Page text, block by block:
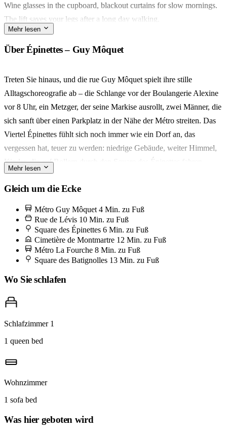
Wine glasses in the cupboard, blackout curtains for slow mornings.
The lift saves your legs after a long day walking.
Guy Môquet is quieter than Montmartre, but the street market three
days a week pulls the whole quartier out for oysters, roast chicken,
For a couple or a small family who want to live like locals — bakery
in the morning, Sacré-Cœur by evening — without the crowds
camped on their doorstep. The self check-in means you arrive on
your own clock, and l'équipe is a message away when you need us.
Mehr lesen
Über Épinettes – Guy Môquet
Treten Sie hinaus, und die rue Guy Môquet spielt ihre stille
Alltagschoreografie ab – die Schlange vor der Boulangerie Alexine
vor 8 Uhr, ein Metzger, der seine Markise ausrollt, zwei Männer, die
sich sanft über einen Parkplatz in der Nähe der Métro streiten. Das
Viertel Épinettes fühlt sich noch immer wie ein Dorf an, das
vergessen hat, teuer zu werden: niedrige Gebäude, weiter Himmel,
Kinder, die auf Rollern durch den Square des Épinettes fahren.
Für das eigentliche Ritual empfiehlt sich der Markt Marché des
Bürgersteig geöffnete Austern, ein Brathähnchen vom Spieß, das
man zurück in der Wohnung mit den Händen isst, und ein
Blumenhändler, der Ranunkeln in die gestrige Libération einwickelt.
Gehen Sie früh. Bis 13 Uhr ist das gute Brot vergriffen.
Mehr lesen
Gleich um die Ecke
Métro Guy Môquet 4 Min. zu Fuß
Rue de Lévis 10 Min. zu Fuß
Square des Épinettes 6 Min. zu Fuß
Cimetière de Montmartre 12 Min. zu Fuß
Métro La Fourche 8 Min. zu Fuß
Square des Batignolles 13 Min. zu Fuß
Wo Sie schlafen
Schlafzimmer 1
1 queen bed
Wohnzimmer
1 sofa bed
Was hier geboten wird